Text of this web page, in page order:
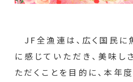
JF全漁連は、広く国民に
に感じていただき、美味し
ただくことを目的に、本年